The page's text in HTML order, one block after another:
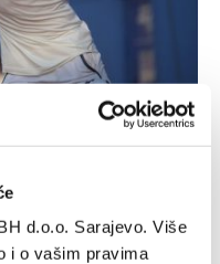
d.o.o. Sarajevo. Više
i o vašim pravima
Poljskoj